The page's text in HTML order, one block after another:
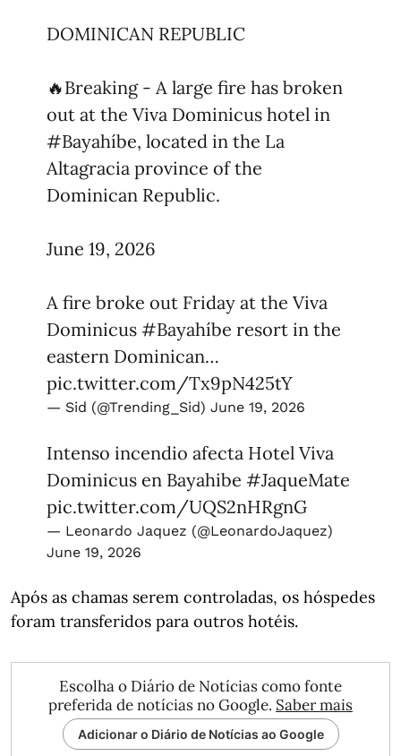
DOMINICAN REPUBLIC
🔥Breaking - A large fire has broken
out at the Viva Dominicus hotel in
#Bayahíbe, located in the La
Altagracia province of the
Dominican Republic.
June 19, 2026
A fire broke out Friday at the Viva
Dominicus #Bayahíbe resort in the
eastern Dominican…
pic.twitter.com/Tx9pN425tY
— Sid (@Trending_Sid) June 19, 2026
Intenso incendio afecta Hotel Viva
Dominicus en Bayahibe #JaqueMate
pic.twitter.com/UQS2nHRgnG
— Leonardo Jaquez (@LeonardoJaquez)
June 19, 2026
Após as chamas serem controladas, os hóspedes
foram transferidos para outros hotéis.
Escolha o Diário de Notícias como fonte
preferida de notícias no Google. Saber mais
Adicionar o Diário de Notícias ao Google